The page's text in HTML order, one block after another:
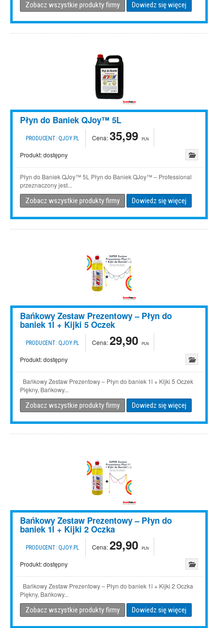
Zobacz wszystkie produkty firmy Dowiedz się więcej
Płyn do Baniek QJoy™ 5L
PRODUCENT: QJOY.PL Cena:35,99 PLN
Produkt:dostępny
Płyn do Baniek QJoy™ 5L Płyn do Baniek QJoy™ – Professional
przeznaczony jest...
Zobacz wszystkie produkty firmy Dowiedz się więcej
Bańkowy Zestaw Prezentowy – Płyn do
baniek 1l + Kijki 5 Oczek
PRODUCENT: QJOY.PL Cena:29,90 PLN
Produkt:dostępny
Bańkowy Zestaw Prezentowy – Płyn do baniek 1l + Kijki 5 Oczek
Piękny, Bańkowy...
Zobacz wszystkie produkty firmy Dowiedz się więcej
Bańkowy Zestaw Prezentowy – Płyn do
baniek 1l + Kijki 2 Oczka
PRODUCENT: QJOY.PL Cena:29,90 PLN
Produkt:dostępny
Bańkowy Zestaw Prezentowy – Płyn do baniek 1l + Kijki 2 Oczka
Piękny, Bańkowy...
Zobacz wszystkie produkty firmy Dowiedz się więcej